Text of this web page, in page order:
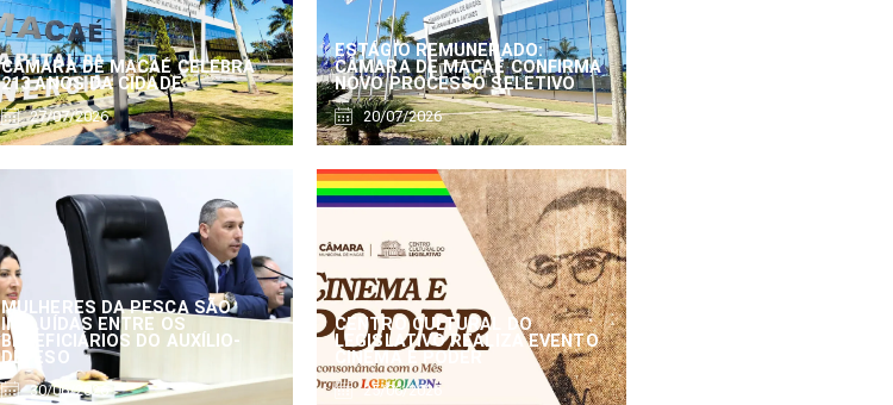
CÂMARA DE MACAÉ CELEBRA
213 ANOS DA CIDADE
27/07/2026
ESTÁGIO REMUNERADO:
CÂMARA DE MACAÉ CONFIRMA
NOVO PROCESSO SELETIVO
20/07/2026
MULHERES DA PESCA SÃO
INCLUÍDAS ENTRE OS
BENEFICIÁRIOS DO AUXÍLIO-
DEFESO
30/06/2026
CENTRO CULTURAL DO
LEGISLATIVO REALIZA EVENTO
CINEMA E PODER
25/06/2026